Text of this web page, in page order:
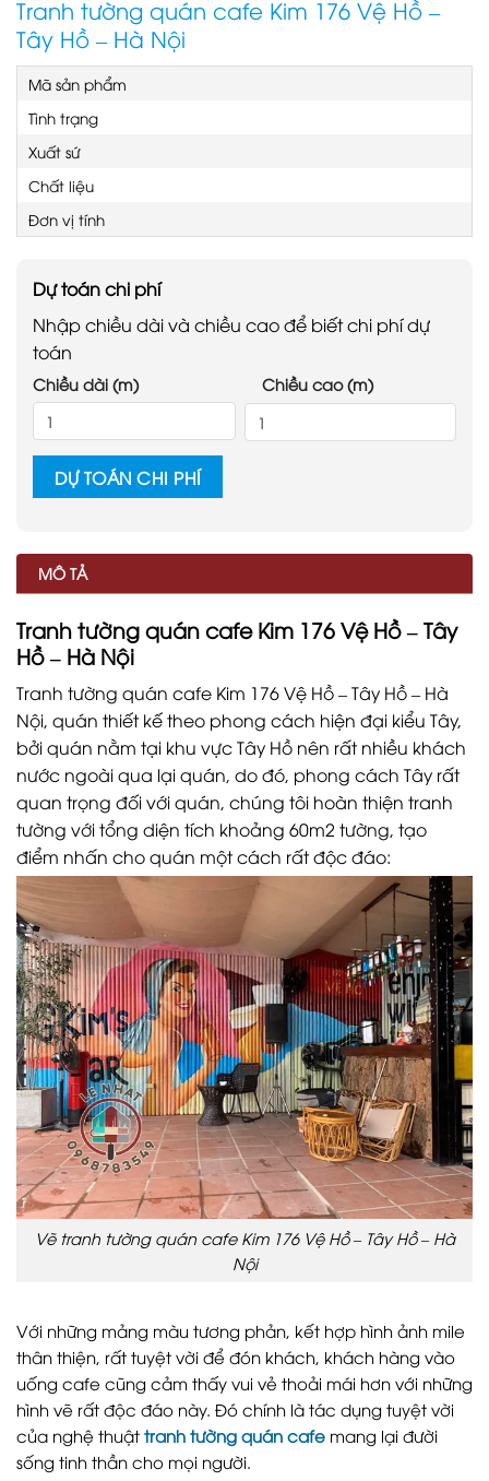
Tranh tường quán cafe Kim 176 Vệ Hồ –
Tây Hồ – Hà Nội
Mã sản phẩm
Tình trạng
Xuất sứ
Chất liệu
Đơn vị tính
Dự toán chi phí
Nhập chiều dài và chiều cao để biết chi phí dự
toán
Chiều dài (m) Chiều cao (m)
DỰ TOÁN CHI PHÍ
MÔ TẢ
Tranh tường quán cafe Kim 176 Vệ Hồ – Tây
Hồ – Hà Nội
Tranh tường quán cafe Kim 176 Vệ Hồ – Tây Hồ – Hà
Nội, quán thiết kế theo phong cách hiện đại kiểu Tây,
bởi quán nằm tại khu vực Tây Hồ nên rất nhiều khách
nước ngoài qua lại quán, do đó, phong cách Tây rất
quan trọng đối với quán, chúng tôi hoàn thiện tranh
tường với tổng diện tích khoảng 60m2 tường, tạo
điểm nhấn cho quán một cách rất độc đáo:
Vẽ tranh tường quán cafe Kim 176 Vệ Hồ – Tây Hồ – Hà
Nội
Với những mảng màu tương phản, kết hợp hình ảnh mile
thân thiện, rất tuyệt vời để đón khách, khách hàng vào
uống cafe cũng cảm thấy vui vẻ thoải mái hơn với những
hình vẽ rất độc đáo này. Đó chính là tác dụng tuyệt vời
của nghệ thuật tranh tường quán cafe mang lại đười
sống tinh thần cho mọi người.